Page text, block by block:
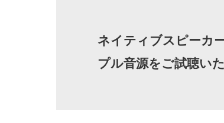
ネイティブスピーカ
プル音源をご試聴い